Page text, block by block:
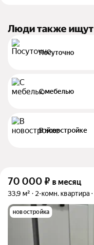
Люди также ищут
Посуточно
С мебелью
В новостройке
70 000 ₽ в месяц
33,9 м² 2-комн. квартира
новостройка